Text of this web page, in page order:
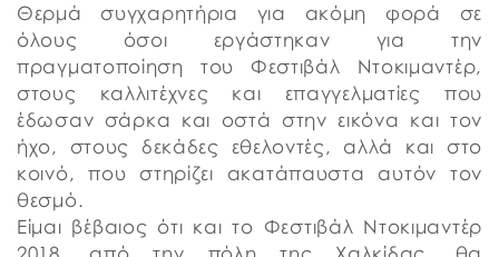
Θερμά συγχαρητήρια για ακόμη φορά σε
όλους όσοι εργάστηκαν για την
πραγματοποίηση του Φεστιβάλ Ντοκιμαντέρ,
στους καλλιτέχνες και επαγγελματίες που
έδωσαν σάρκα και οστά στην εικόνα και τον
ήχο, στους δεκάδες εθελοντές, αλλά και στο
κοινό, που στηρίζει ακατάπαυστα αυτόν τον
θεσμό.
Είμαι βέβαιος ότι και το Φεστιβάλ Ντοκιμαντέρ